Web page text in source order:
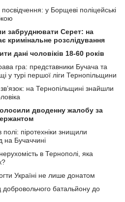
у Борщеві поліцейські
забруднювати Серет: на
кримінальне розслідування
дані чоловіків 18-60 років
гра: представники Бучача та
у турі першої ліги Тернопільщини
на Тернопільщині знайшли
дводенну жалобу за
піротехніки знищили
на Бучаччині
в Тернополі, яка
Україні не лише донатом
добровольчого батальйону до